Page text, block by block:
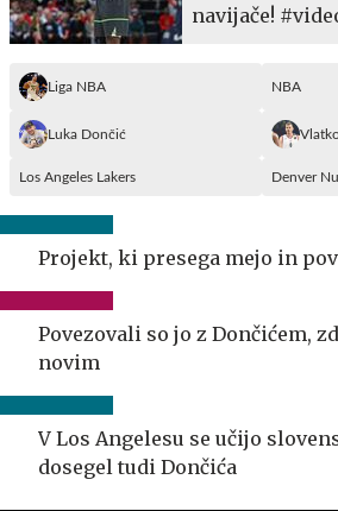
navijače!
Liga NBA NBA
Luka Dončić
Los Angeles Lakers Denver
Projekt, ki presega mejo in
Povezovali so jo z Dončićem,
novim
V Los Angelesu se učijo
dosegel tudi Dončića